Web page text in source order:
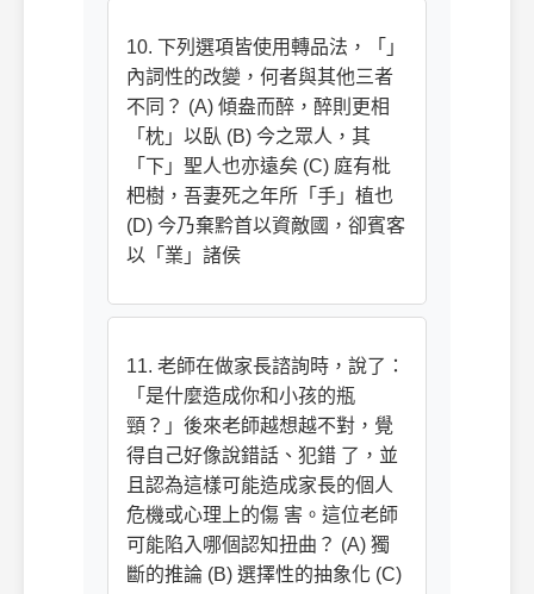
10. 下列選項皆使用轉品法，「」
內詞性的改變，何者與其他三者
不同？ (A) 傾盎而醉，醉則更相
「枕」以臥 (B) 今之眾人，其
「下」聖人也亦遠矣 (C) 庭有枇
杷樹，吾妻死之年所「手」植也
(D) 今乃棄黔首以資敵國，卻賓客
以「業」諸侯
11. 老師在做家長諮詢時，說了：
「是什麼造成你和小孩的瓶
頸？」後來老師越想越不對，覺
得自己好像說錯話、犯錯 了，並
且認為這樣可能造成家長的個人
危機或心理上的傷 害。這位老師
可能陷入哪個認知扭曲？ (A) 獨
斷的推論 (B) 選擇性的抽象化 (C)